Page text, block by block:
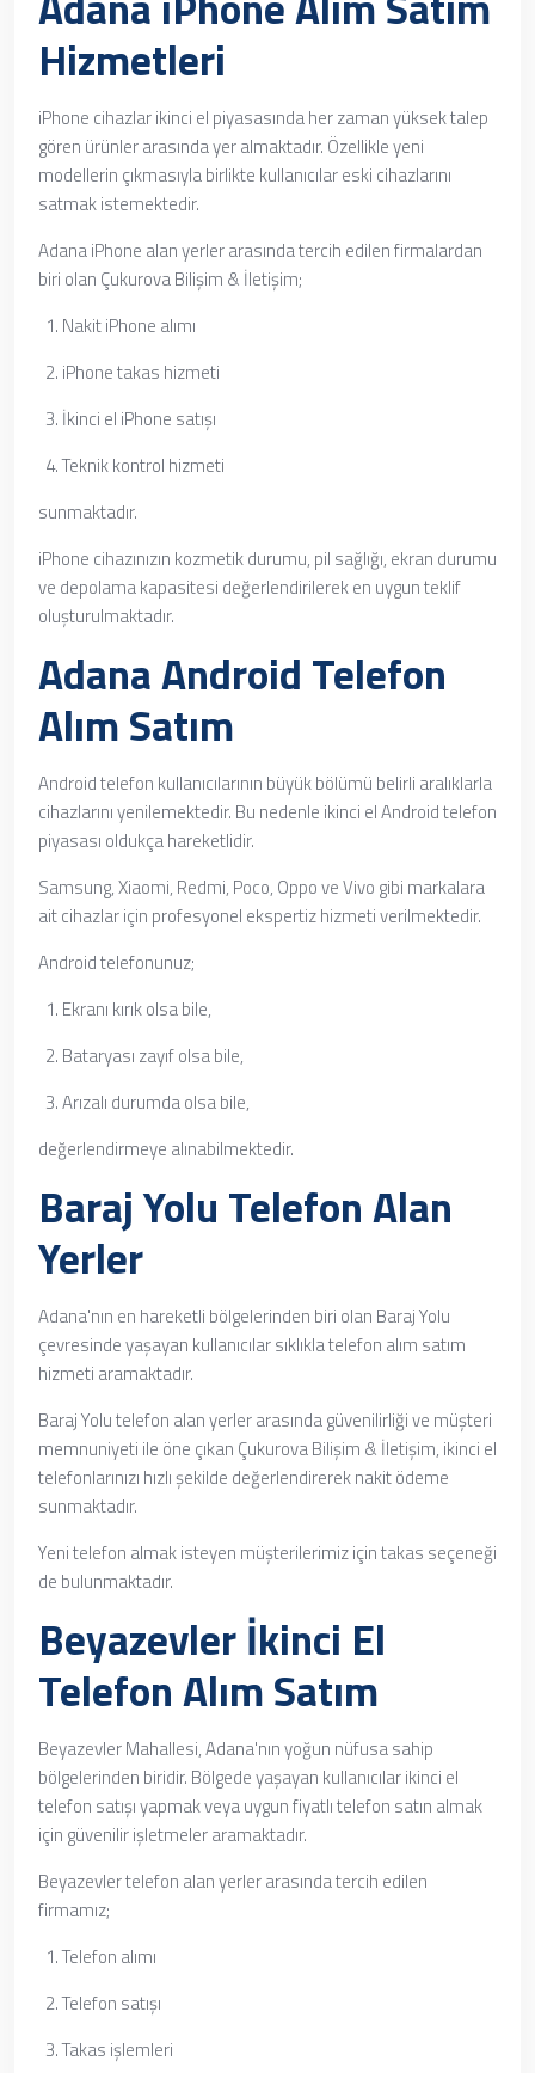
Hizmetleri
iPhone cihazlar ikinci el piyasasında her zaman yüksek talep
gören ürünler arasında yer almaktadır. Özellikle yeni
modellerin çıkmasıyla birlikte kullanıcılar eski cihazlarını
satmak istemektedir.
Adana iPhone alan yerler arasında tercih edilen firmalardan
biri olan Çukurova Bilişim & İletişim;
Nakit iPhone alımı
iPhone takas hizmeti
İkinci el iPhone satışı
Teknik kontrol hizmeti
sunmaktadır.
iPhone cihazınızın kozmetik durumu, pil sağlığı, ekran durumu
ve depolama kapasitesi değerlendirilerek en uygun teklif
oluşturulmaktadır.
Adana Android Telefon
Alım Satım
Android telefon kullanıcılarının büyük bölümü belirli aralıklarla
cihazlarını yenilemektedir. Bu nedenle ikinci el Android telefon
piyasası oldukça hareketlidir.
Samsung, Xiaomi, Redmi, Poco, Oppo ve Vivo gibi markalara
ait cihazlar için profesyonel ekspertiz hizmeti verilmektedir.
Android telefonunuz;
Ekranı kırık olsa bile,
Bataryası zayıf olsa bile,
Arızalı durumda olsa bile,
değerlendirmeye alınabilmektedir.
Baraj Yolu Telefon Alan
Yerler
Adana'nın en hareketli bölgelerinden biri olan Baraj Yolu
çevresinde yaşayan kullanıcılar sıklıkla telefon alım satım
hizmeti aramaktadır.
Baraj Yolu telefon alan yerler arasında güvenilirliği ve müşteri
memnuniyeti ile öne çıkan Çukurova Bilişim & İletişim, ikinci el
telefonlarınızı hızlı şekilde değerlendirerek nakit ödeme
sunmaktadır.
Yeni telefon almak isteyen müşterilerimiz için takas seçeneği
de bulunmaktadır.
Beyazevler İkinci El
Telefon Alım Satım
Beyazevler Mahallesi, Adana'nın yoğun nüfusa sahip
bölgelerinden biridir. Bölgede yaşayan kullanıcılar ikinci el
telefon satışı yapmak veya uygun fiyatlı telefon satın almak
için güvenilir işletmeler aramaktadır.
Beyazevler telefon alan yerler arasında tercih edilen
firmamız;
Telefon alımı
Telefon satışı
Takas işlemleri